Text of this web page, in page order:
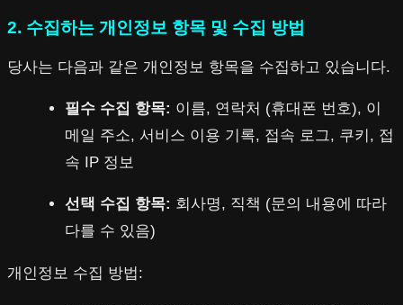
2. 수집하는 개인정보 항목 및 수집 방법
당사는 다음과 같은 개인정보 항목을 수집하고 있습니다.
필수 수집 항목: 이름, 연락처 (휴대폰 번호), 이
메일 주소, 서비스 이용 기록, 접속 로그, 쿠키, 접
속 IP 정보
선택 수집 항목: 회사명, 직책 (문의 내용에 따라
다를 수 있음)
개인정보 수집 방법: